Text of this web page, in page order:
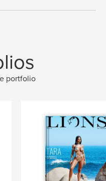
portfolio